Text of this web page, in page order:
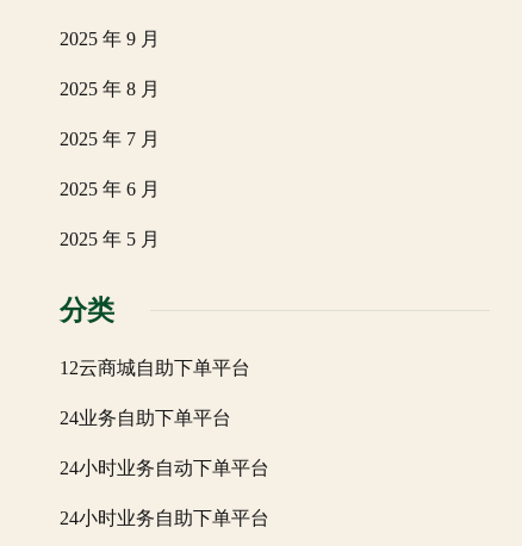
2025 年 9 月
2025 年 8 月
2025 年 7 月
2025 年 6 月
2025 年 5 月
分类
12云商城自助下单平台
24业务自助下单平台
24小时业务自动下单平台
24小时业务自助下单平台